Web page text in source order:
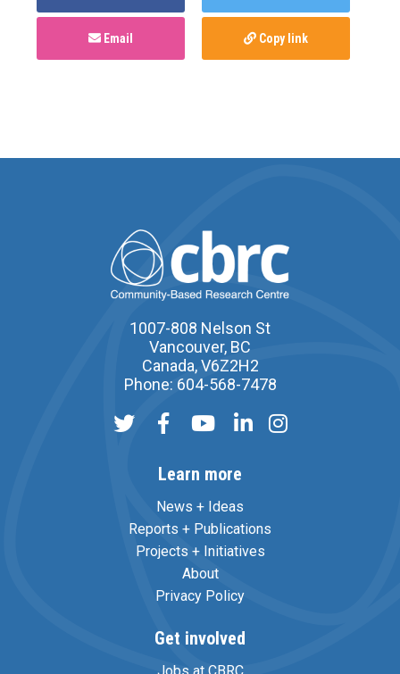
Email Copy link
1007-808 Nelson St
Vancouver, BC
Canada, V6Z2H2
Phone: 604-568-7478
Learn more
News + Ideas
Reports + Publications
Projects + Initiatives
About
Privacy Policy
Get involved